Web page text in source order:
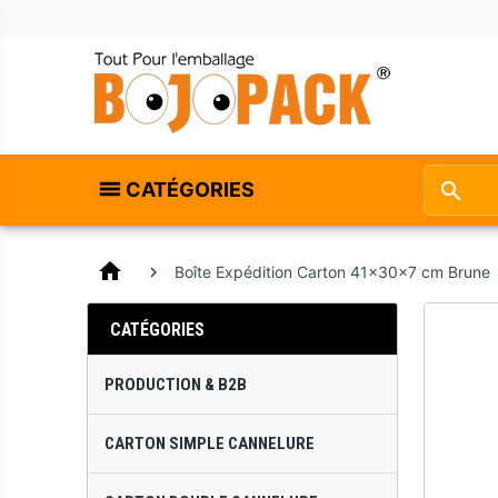
CATÉGORIES
home Boîte Expédition Carton 41x30x7 cm Brune
CATÉGORIES
PRODUCTION & B2B
CARTON SIMPLE CANNELURE